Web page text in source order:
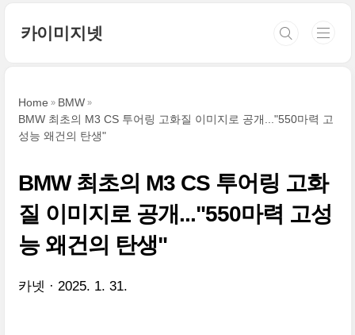
카이미지넷
Home
BMW
BMW 최초의 M3 CS 투어링 고화질 이미지로 공개..."550마력 고
성능 왜건의 탄생"
BMW 최초의 M3 CS 투어링 고화
질 이미지로 공개..."550마력 고성
능 왜건의 탄생"
카넷 2025. 1. 31.